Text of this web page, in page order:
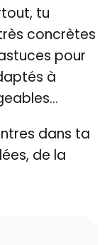
tu
concrètes
pour
à
dans ta
de la